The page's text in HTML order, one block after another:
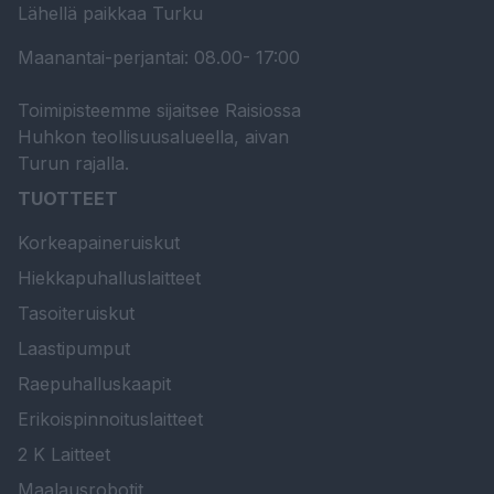
Lähellä paikkaa Turku
Maanantai-perjantai: 08.00- 17:00
Toimipisteemme sijaitsee Raisiossa
Huhkon teollisuusalueella, aivan
Turun rajalla.
TUOTTEET
Korkeapaineruiskut
Hiekkapuhalluslaitteet
Tasoiteruiskut
Laastipumput
Raepuhalluskaapit
Erikoispinnoituslaitteet
2 K Laitteet
Maalausrobotit